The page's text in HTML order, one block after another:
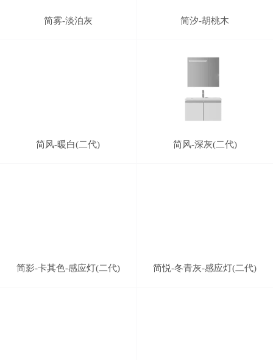
简雾-淡泊灰 简汐-胡桃木
简风-暖白(二代) 简风-深灰(二代)
简影-卡其色-感应灯(二代) 简悦-冬青灰-感应灯(二代)